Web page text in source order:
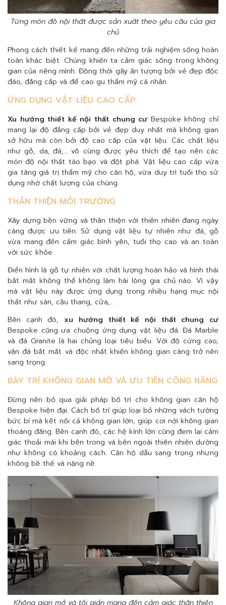
Từng món đồ nội thất được sản xuất theo yêu cầu của gia
chủ
Phong cách thiết kế mang đến những trải nghiệm sống hoàn
toàn khác biệt. Chúng khiến ta cảm giác sống trong không
gian của riêng mình. Đồng thời gây ấn tượng bởi vẻ đẹp độc
đáo, đẳng cấp và để cao gu thẩm mỹ cá nhân.
ỨNG DỤNG VẬT LIỆU CAO CẤP
Xu hướng thiết kế nội thất chung cưBespoke không chỉ
mang lại độ đẳng cấp bởi vẻ đẹp duy nhất mà không gian
sở hữu mà còn bởi độ cao cấp của vật liệu. Các chất liệu
như gỗ, da, đá,… vô cùng được yêu thích để tạo nên các
món độ nội thất táo bạo và đột phá. Vật liệu cao cấp vừa
gia tăng giá trị thẩm mỹ cho căn hộ, vừa duy trì tuổi thọ sử
dụng nhờ chất lượng của chúng.
THÂN THIỆN MÔI TRƯỜNG
Xây dựng bền vững và thân thiện với thiên nhiên đang ngày
càng được ưu tiên. Sử dụng vật liệu tự nhiên như đá, gỗ
vừa mang đến cảm giác bình yên, tuổi thọ cao và an toàn
với sức khỏe.
Điển hình là gỗ tự nhiên với chất lượng hoàn hảo và hình thái
bắt mắt không thể không làm hài lòng gia chủ nào. Vì vậy
mà vật liệu này được ứng dụng trong nhiều hạng mục nội
thất như sàn, cầu thang, cửa,…
Bên cạnh đó,xu hướng thiết kế nội thất chung cư
Bespoke cũng ưa chuộng ứng dụng vật liệu đá. Đá Marble
và đá Granite là hai chủng loại tiêu biểu. Với độ cứng cao,
vân đá bắt mắt và độc nhất khiến không gian càng trở nên
sang trọng.
BÀY TRÍ KHÔNG GIAN MỞ VÀ ƯU TIÊN CÔNG NĂNG
Đừng nên bỏ qua giải pháp bố trí cho không gian căn hộ
Bespoke hiện đại. Cách bố trí giúp loại bỏ những vách tường
bức bí mà kết nối cả không gian lớn, giúp cơi nới không gian
thoáng đãng. Bên cạnh đó, các hệ kính lớn cũng đem lại cảm
giác thoải mái khi bên trong và bên ngoài thiên nhiên dường
như không có khoảng cách. Căn hộ dẫu sang trọng nhưng
không bề thế và nặng nề.
Không gian mở và tối giản mang đến cảm giác thân thiện